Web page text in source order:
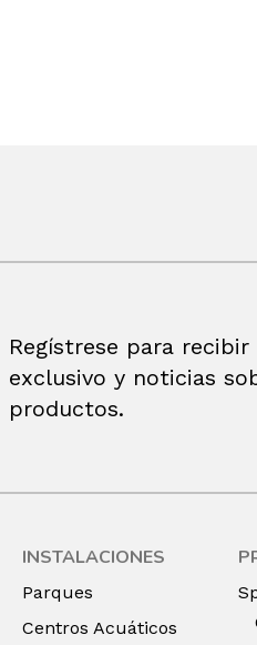
Regístrese para
exclusivo y noticias
productos.
INSTALACIONES
Parques
Centros Acuáticos